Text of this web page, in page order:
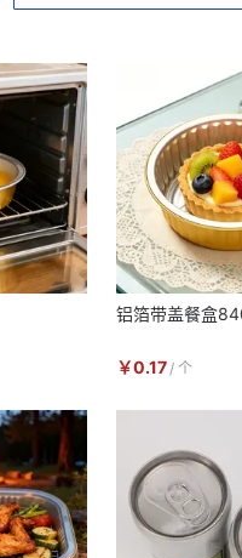
铝箔带盖餐盒
￥0.17 / 个